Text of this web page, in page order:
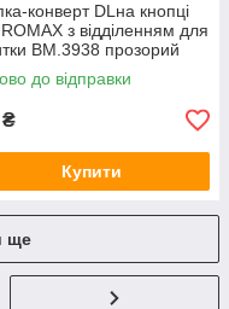
конверт DLна кнопці
з відділенням для
BM.3938 прозорий
до відправки
₴
Купити
ще